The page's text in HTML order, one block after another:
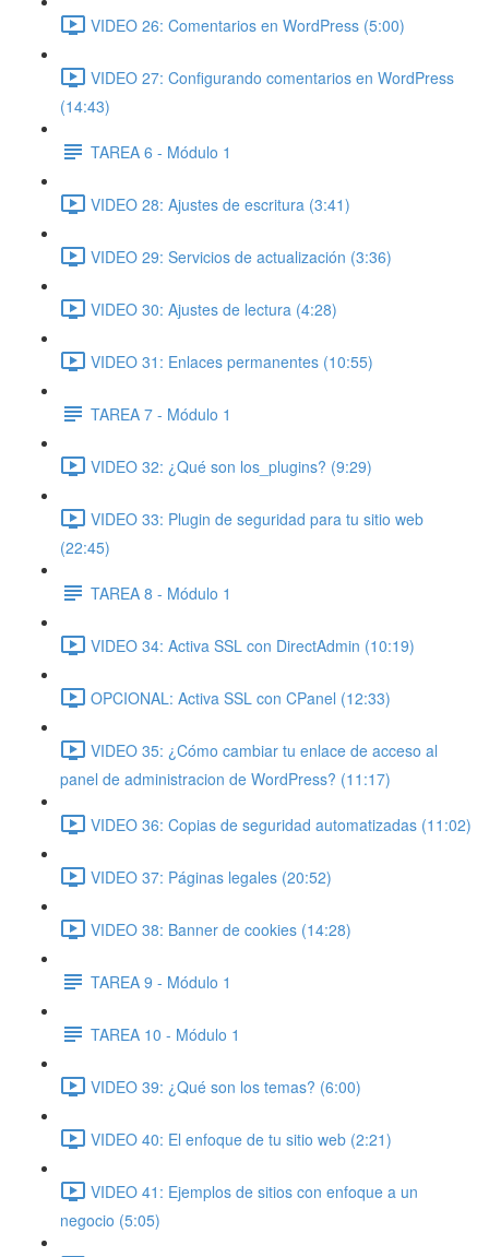
VIDEO 26: Comentarios en WordPress (5:00)
VIDEO 27: Configurando comentarios en WordPress
(14:43)
TAREA 6 - Módulo 1
VIDEO 28: Ajustes de escritura (3:41)
VIDEO 29: Servicios de actualización (3:36)
VIDEO 30: Ajustes de lectura (4:28)
VIDEO 31: Enlaces permanentes (10:55)
TAREA 7 - Módulo 1
VIDEO 32: ¿Qué son los_plugins? (9:29)
VIDEO 33: Plugin de seguridad para tu sitio web
(22:45)
TAREA 8 - Módulo 1
VIDEO 34: Activa SSL con DirectAdmin (10:19)
OPCIONAL: Activa SSL con CPanel (12:33)
VIDEO 35: ¿Cómo cambiar tu enlace de acceso al
panel de administracion de WordPress? (11:17)
VIDEO 36: Copias de seguridad automatizadas (11:02)
VIDEO 37: Páginas legales (20:52)
VIDEO 38: Banner de cookies (14:28)
TAREA 9 - Módulo 1
TAREA 10 - Módulo 1
VIDEO 39: ¿Qué son los temas? (6:00)
VIDEO 40: El enfoque de tu sitio web (2:21)
VIDEO 41: Ejemplos de sitios con enfoque a un
negocio (5:05)